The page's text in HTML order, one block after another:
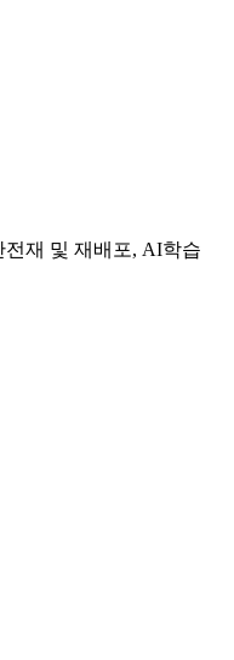
재 및 재배포, AI학습